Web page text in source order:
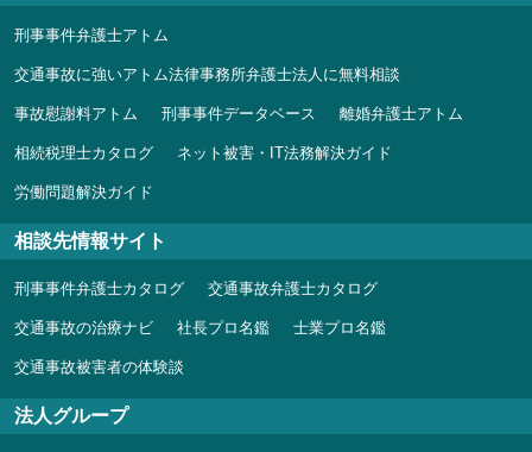
刑事事件弁護士アトム
交通事故に強いアトム法律事務所弁護士法人に無料相談
事故慰謝料アトム 刑事事件データベース 離婚弁護士アトム
相続税理士カタログ ネット被害・IT法務解決ガイド
労働問題解決ガイド
相談先情報サイト
刑事事件弁護士カタログ 交通事故弁護士カタログ
交通事故の治療ナビ 社長プロ名鑑 士業プロ名鑑
交通事故被害者の体験談
法人グループ